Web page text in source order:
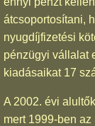
átcsoportosítani,
nyugdíjfizetési
pénzügyi vállalat
kiadásaikat 17
A 2002. évi
mert 1999-ben